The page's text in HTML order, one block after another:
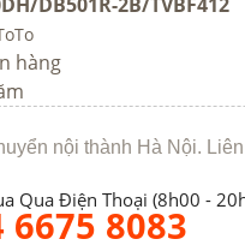
hàng
nội thành Hà Nội.
Qua Điện Thoại (8h00 -
6675 8083